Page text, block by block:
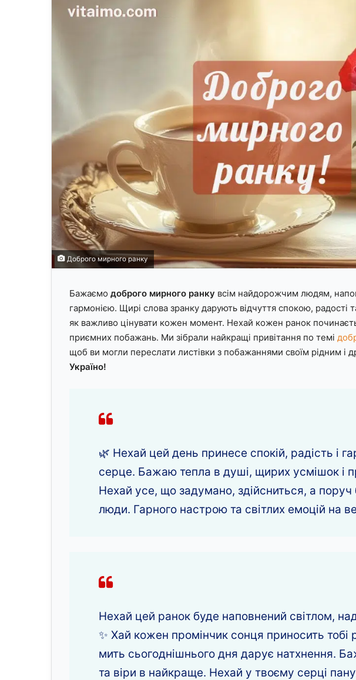
Доброго мирного ранку
Бажаємо доброго мирного ранку всім найдорожчим людям,
гармонією. Щирі слова зранку дарують відчуття спокою, радості
як важливо цінувати кожен момент. Нехай кожен ранок
приємних побажань. Ми зібрали найкращі привітання по темі
щоб ви могли переслати листівки з побажаннями своїм рідним і
Україно!
🌿 Нехай цей день принесе спокій, радість і
серце. Бажаю тепла в душі, щирих усмішок і
Нехай усе, що задумано, здійсниться, а
люди. Гарного настрою та світлих емоцій на
Нехай цей ранок буде наповнений світлом,
✨ Хай кожен промінчик сонця приносить тобі
мить сьогоднішнього дня дарує натхнення.
та віри в найкраще. Нехай у твоєму серці